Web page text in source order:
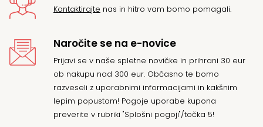
Kontaktirajte nas in hitro vam bomo pomagali.
Naročite se na e-novice
Prijavi se v naše spletne novičke in prihrani 30 eur
ob nakupu nad 300 eur. Občasno te bomo
razveseli z uporabnimi informacijami in kakšnim
lepim popustom! Pogoje uporabe kupona
preverite v rubriki "Splošni pogoji"/točka 5!